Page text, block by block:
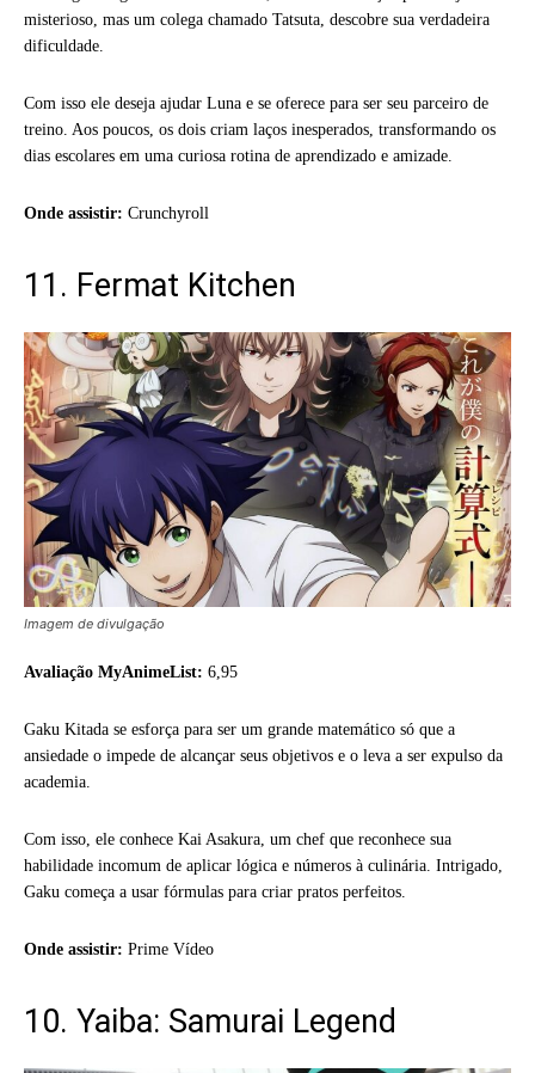
misterioso, mas um colega chamado Tatsuta, descobre sua verdadeira
dificuldade.
Com isso ele deseja ajudar Luna e se oferece para ser seu parceiro de
treino. Aos poucos, os dois criam laços inesperados, transformando os
dias escolares em uma curiosa rotina de aprendizado e amizade.
Onde assistir: Crunchyroll
11. Fermat Kitchen
Imagem de divulgação
Avaliação MyAnimeList: 6,95
Gaku Kitada se esforça para ser um grande matemático só que a
ansiedade o impede de alcançar seus objetivos e o leva a ser expulso da
academia.
Com isso, ele conhece Kai Asakura, um chef que reconhece sua
habilidade incomum de aplicar lógica e números à culinária. Intrigado,
Gaku começa a usar fórmulas para criar pratos perfeitos.
Onde assistir: Prime Vídeo
10. Yaiba: Samurai Legend